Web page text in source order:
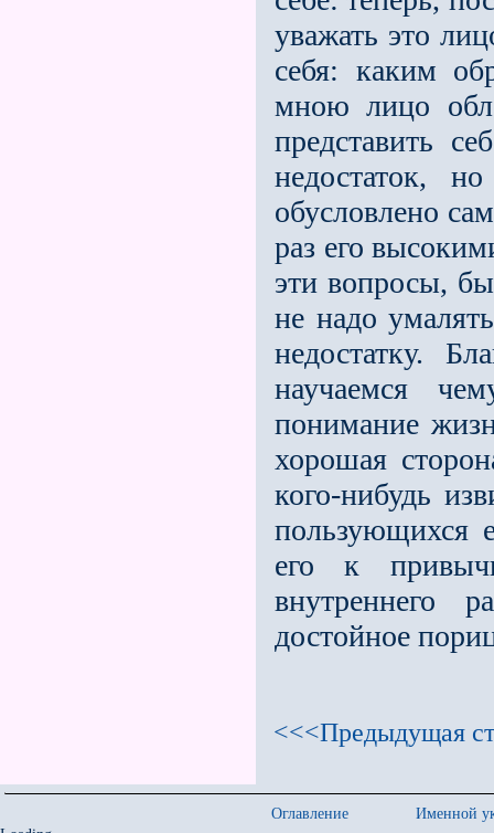
уважать это
себя: каким
мною лицо
представить
недостаток,
обусловлено
раз его
эти вопросы,
не надо
недостатку.
научаемся
понимание
хорошая
кого-нибудь
пользующихся
его к
внутреннего
достойное
<<<Предыдущая
Оглавление
Именной